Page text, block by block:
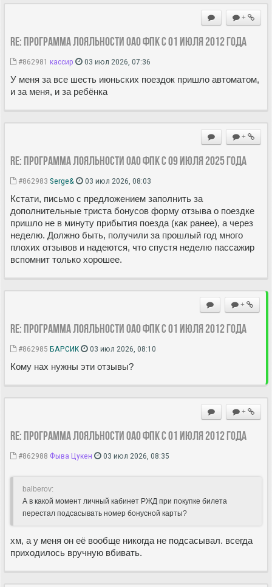
+
Re: Программа лояльности ОАО ФПК с 01 июля 2012 года
#862981 кассир 03 июл 2026, 07:36
У меня за все шесть июньских поездок пришло автоматом,
и за меня, и за ребёнка
+
Re: Программа лояльности ОАО ФПК с 09 июля 2025 года
#862983 Serge& 03 июл 2026, 08:03
Кстати, письмо с предложением заполнить за
дополнительные триста бонусов форму отзыва о поездке
пришло не в минуту прибытия поезда (как ранее), а через
неделю. Должно быть, получили за прошлый год много
плохих отзывов и надеются, что спустя неделю пассажир
вспомнит только хорошее.
+
Re: Программа лояльности ОАО ФПК с 01 июля 2012 года
#862985 БАРСИК 03 июл 2026, 08:10
Кому нах нужны эти отзывы?
+
Re: Программа лояльности ОАО ФПК с 01 июля 2012 года
#862988 Фыва Цукен 03 июл 2026, 08:35
balberov:
А в какой момент личный кабинет РЖД при покупке билета
перестал подсасывать номер бонусной карты?
хм, а у меня он её вообще никогда не подсасывал. всегда
приходилось вручную вбивать.